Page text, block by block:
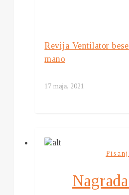
Revija Ventilator
mano
17 maja, 2021